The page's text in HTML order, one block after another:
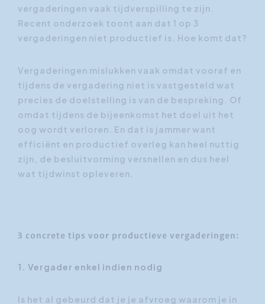
vergaderingen vaak tijdverspilling te zijn.
Recent onderzoek toont aan dat 1 op 3
vergaderingen niet productief is. Hoe komt dat?
Vergaderingen mislukken vaak omdat vooraf en
tijdens de vergadering niet is vastgesteld wat
precies de doelstelling is van de bespreking. Of
omdat tijdens de bijeenkomst het doel uit het
oog wordt verloren. En dat is jammer want
efficiënt en productief overleg kan heel nuttig
zijn, de besluitvorming versnellen en dus heel
wat tijdwinst opleveren.
3 concrete tips voor productieve vergaderingen:
1. Vergader enkel indien nodig
Is het al gebeurd dat je je afvroeg waarom je in